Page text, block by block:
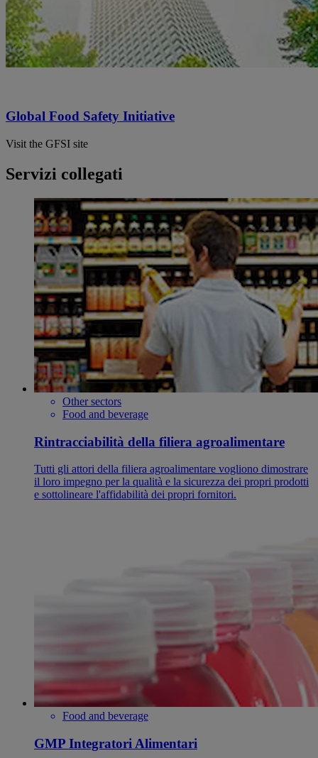
Global Food Safety Initiative
Visit the GFSI site
Servizi collegati
Other sectors
Food and beverage
Rintracciabilità della filiera agroalimentare
Tutti gli attori della filiera agroalimentare vogliono dimostrare
il loro impegno per la qualità e la sicurezza dei propri prodotti
e sottolineare l'affidabilità dei propri fornitori.
Food and beverage
GMP Integratori Alimentari